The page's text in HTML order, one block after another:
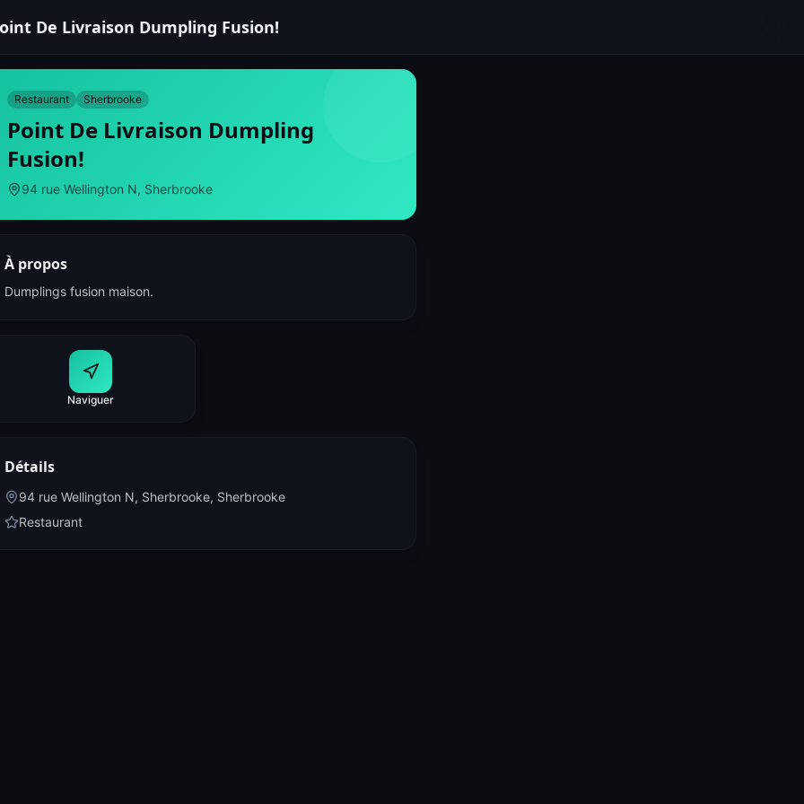
De Livraison Dumpling Fusion!
Restaurant Sherbrooke
Point De Livraison Dumpling
Fusion!
94 rue Wellington N, Sherbrooke
À propos
Dumplings fusion maison.
Naviguer
Détails
94 rue Wellington N, Sherbrooke, Sherbrooke
Restaurant